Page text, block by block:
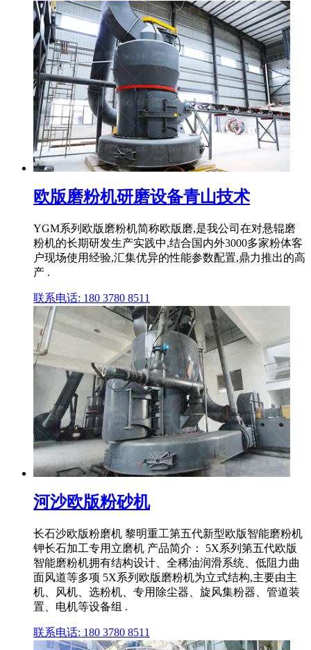
欧版磨粉机研磨设备青山技术
YGM系列欧版磨粉机简称欧版磨,是我公司在对悬辊磨
粉机的长期研发生产实践中,结合国内外3000多家粉体客
户现场使用经验,汇集优异的性能参数配置,鼎力推出的高
产 .
联系电话: 180 3780 8511
河沙欧版粉砂机
长石沙欧版粉磨机 黎明重工第五代新型欧版智能磨粉机
钾长石加工专用立磨机 产品简介： 5X系列第五代欧版
智能磨粉机拥有结构设计、全稀油润滑系统、低阻力曲
面风道等多项 5X系列欧版磨粉机为立式结构,主要由主
机、风机、选粉机、专用除尘器、旋风集粉器、管道装
置、电机等设备组 .
联系电话: 180 3780 8511